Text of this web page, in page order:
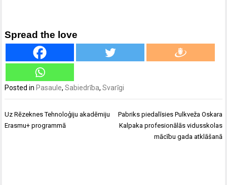
Spread the love
Posted in Pasaule,Sabiedrība,Svarīgi
Ziņu
izvēlne
Uz Rēzeknes Tehnoloģiju akadēmiju
Erasmu+ programmā
Pabriks piedalīsies Pulkveža Oskara
Kalpaka profesionālās vidusskolas
mācību gada atklāšanā